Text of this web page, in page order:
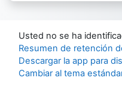
Usted no se ha
Resumen de retención
Descargar la app para
Cambiar al tema